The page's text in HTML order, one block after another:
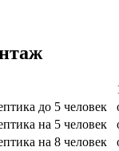
до 5 человек
на 5 человек
на 8 человек